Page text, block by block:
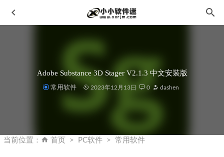
Adobe Substance 3D Stager V2.1.3 中文安装版
常用软件 2023年12月13日 0 dashen
当前位置： 首页 PC软件 常用软件
25